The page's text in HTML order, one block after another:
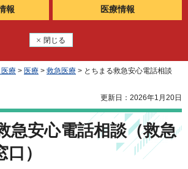
報 医療情報
閉じる
療 > 医療 > 救急医療 > とちまる救急安心電話相談
更新日：2026年1月20日
急安心電話相談（救急
）